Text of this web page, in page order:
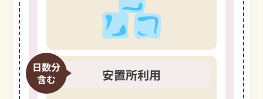
日数分
含む
安置所利用